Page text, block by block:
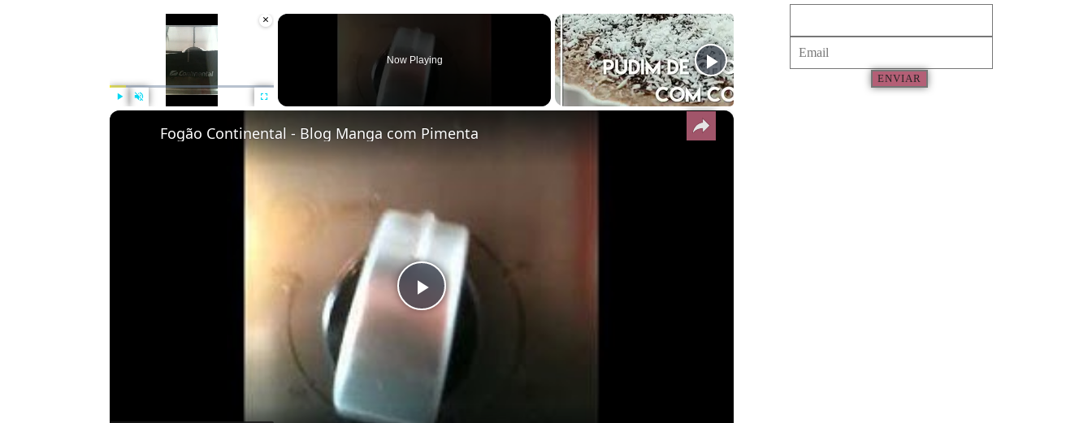
×
Now Playing
×
Play
Video
Fogão Continental - Blog Manga com Pimenta
ENVIAR